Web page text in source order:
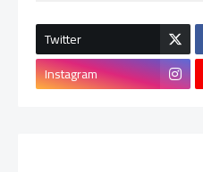
Twitter
Instagram